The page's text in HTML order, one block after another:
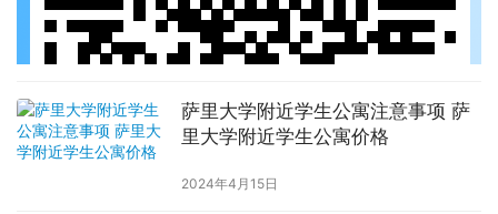
萨里大学附近学生公寓注意事项 萨
里大学附近学生公寓价格
2024年4月15日